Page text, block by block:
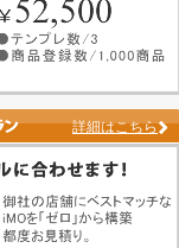
詳細はこちら